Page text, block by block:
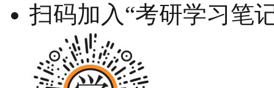
扫码加入“考研学习笔